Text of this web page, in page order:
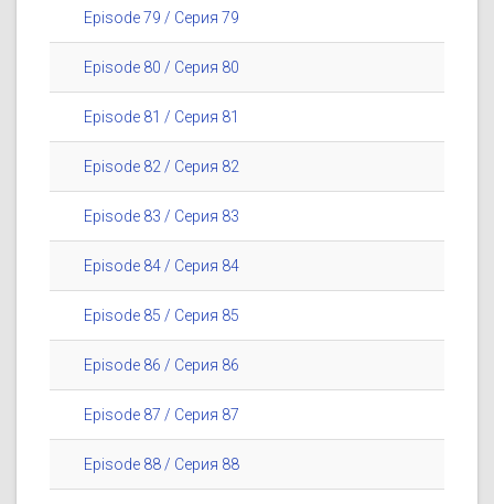
Episode 79 / Серия 79
Episode 80 / Серия 80
Episode 81 / Серия 81
Episode 82 / Серия 82
Episode 83 / Серия 83
Episode 84 / Серия 84
Episode 85 / Серия 85
Episode 86 / Серия 86
Episode 87 / Серия 87
Episode 88 / Серия 88